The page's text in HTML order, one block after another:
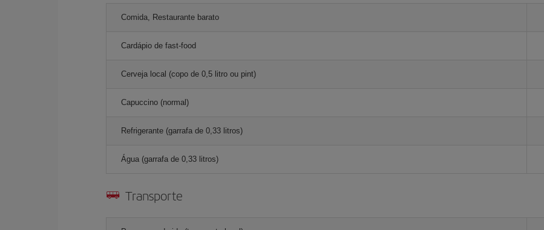
Comida, Restaurante barato
Cardápio de fast-food
Cerveja local (copo de 0,5 litro ou pint)
Capuccino (normal)
Refrigerante (garrafa de 0,33 litros)
Água (garrafa de 0,33 litros)
Transporte